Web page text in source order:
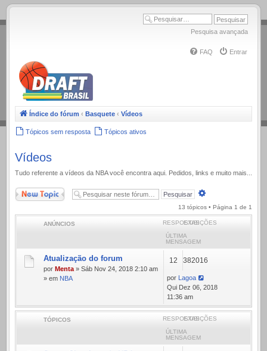
.
Pesquisa avançada
FAQ Entrar
Índice do fórum ‹ Basquete ‹ Vídeos
Tópicos sem resposta Tópicos ativos
Vídeos
Tudo referente a ví­deos da NBA você encontra aqui. Pedidos, links e muito mais...
Novo Tópico
13 tópicos • Página 1 de 1
ANÚNCIOS RESPOSTASEXIBIÇÕES
ÚLTIMA
MENSAGEM
Atualização do forum
por Menta » Sáb Nov 24, 2018 2:10 am
» em NBA
12 382016
por Lagoa
Qui Dez 06, 2018
11:36 am
TÓPICOS RESPOSTASEXIBIÇÕES
ÚLTIMA
MENSAGEM